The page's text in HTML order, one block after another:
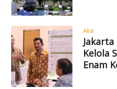
Aksi
Kelola
Enam